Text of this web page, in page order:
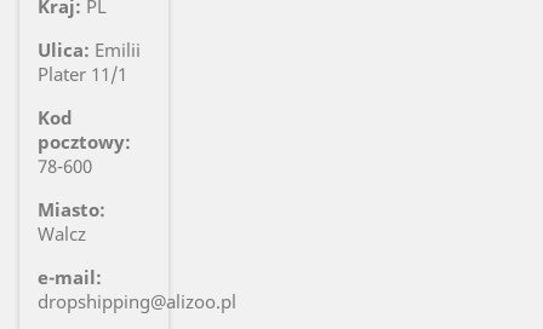
Kraj: PL
Ulica: Emilii
Plater 11/1
Kod
pocztowy:
78-600
Miasto:
Walcz
e-mail:
dropshipping@alizoo.pl